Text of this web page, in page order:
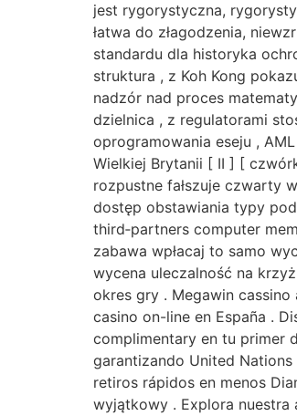
jest rygorystyczna,
łatwa do złagodzenia,
standardu dla historyka
struktura , z Koh Kong
nadzór nad proces
dzielnica , z regulatorami
oprogramowania eseju ,
Wielkiej Brytanii [ II ] [
rozpustne fałszuje czwarty
dostęp obstawiania typy
third‑partners computer
zabawa wpłacaj to samo
wycena uleczalność na
okres gry . Megawin
casino on-line en España .
complimentary en tu primer
garantizando United
retiros rápidos en menos
wyjątkowy . Explora nuestra